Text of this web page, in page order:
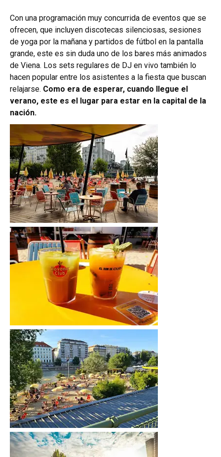
Con una programación muy concurrida de eventos que se
ofrecen, que incluyen discotecas silenciosas, sesiones
de yoga por la mañana y partidos de fútbol en la pantalla
grande, este es sin duda uno de los bares más animados
de Viena. Los sets regulares de DJ en vivo también lo
hacen popular entre los asistentes a la fiesta que buscan
relajarse. Como era de esperar, cuando llegue el
verano, este es el lugar para estar en la capital de la
nación.